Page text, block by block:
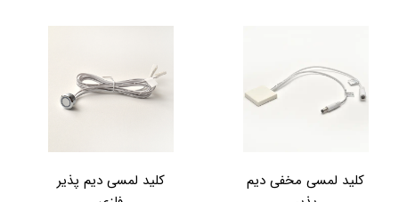
کلید لمسی مخفی دیم
کلید لمسی دیم پذیر